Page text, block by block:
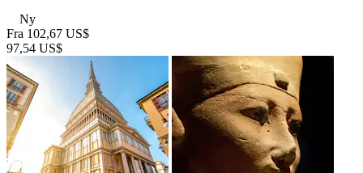
Ny
Fra 102,67 US$
97,54 US$